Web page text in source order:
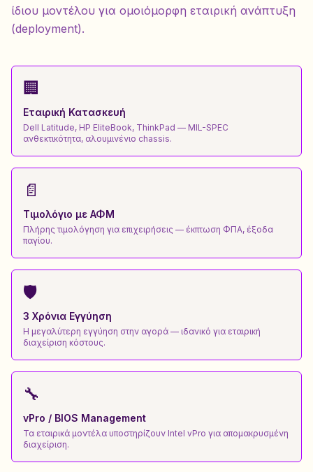
ίδιου μοντέλου για ομοιόμορφη εταιρική ανάπτυξη
(deployment).
🏢
Εταιρική Κατασκευή
Dell Latitude, HP EliteBook, ThinkPad — MIL-SPEC
ανθεκτικότητα, αλουμινένιο chassis.
📄
Τιμολόγιο με ΑΦΜ
Πλήρης τιμολόγηση για επιχειρήσεις — έκπτωση ΦΠΑ, έξοδα
παγίου.
🛡️
3 Χρόνια Εγγύηση
Η μεγαλύτερη εγγύηση στην αγορά — ιδανικό για εταιρική
διαχείριση κόστους.
🔧
vPro / BIOS Management
Τα εταιρικά μοντέλα υποστηρίζουν Intel vPro για απομακρυσμένη
διαχείριση.